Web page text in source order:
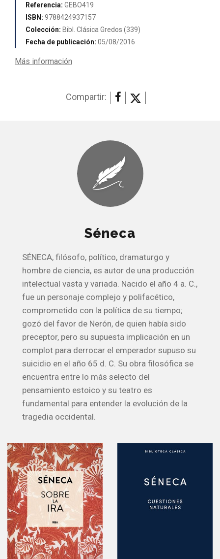
Referencia: GEBO419
ISBN: 9788424937157
Colección: Bibl. Clásica Gredos (339)
Fecha de publicación: 05/08/2016
Más información
Compartir:
Séneca
SÉNECA, filósofo, político, dramaturgo y
hombre de ciencia, es autor de una producción
intelectual vasta y variada. Nacido el año 4 a. C.,
fue un personaje complejo y polifacético,
comprometido con la política de su tiempo;
gozó del favor de Nerón, de quien había sido
preceptor, pero su supuesta implicación en un
complot para derrocar el emperador supuso su
suicidio en el año 65 d. C. Su obra filosófica se
encuentra entre lo más selecto del
pensamiento estoico y su teatro es
fundamental para entender la evolución de la
tragedia occidental.